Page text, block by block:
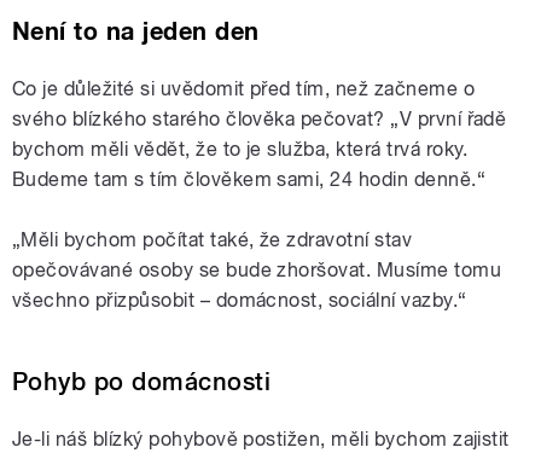
Není to na jeden den
Co je důležité si uvědomit před tím, než začneme o
svého blízkého starého člověka pečovat? „V první řadě
bychom měli vědět, že to je služba, která trvá roky.
Budeme tam s tím člověkem sami, 24 hodin denně.“
„Měli bychom počítat také, že zdravotní stav
opečovávané osoby se bude zhoršovat. Musíme tomu
všechno přizpůsobit – domácnost, sociální vazby.“
Pohyb po domácnosti
Je-li náš blízký pohybově postižen, měli bychom zajistit